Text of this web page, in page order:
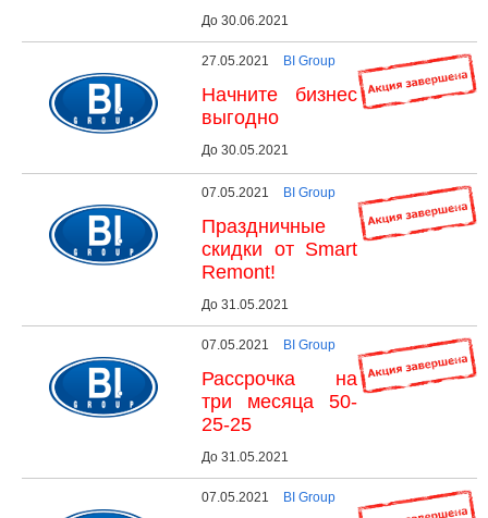
До 30.06.2021
27.05.2021 BI Group
Начните бизнес
выгодно
До 30.05.2021
07.05.2021 BI Group
Праздничные
скидки от Smart
Remont!
До 31.05.2021
07.05.2021 BI Group
Рассрочка на
три месяца 50-
25-25
До 31.05.2021
07.05.2021 BI Group